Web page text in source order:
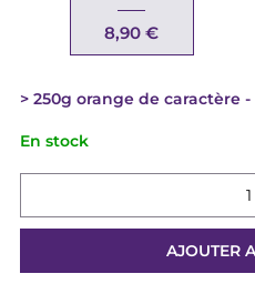
8,90 €
250g orange de caractère
En stock